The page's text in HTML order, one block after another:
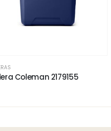
Coleman 2179155